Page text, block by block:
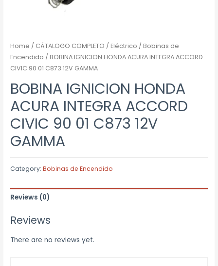
Home / CÁTALOGO COMPLETO /Eléctrico /Bobinas de
Encendido / BOBINA IGNICION HONDA ACURA INTEGRA ACCORD
CIVIC 90 01 C873 12V GAMMA
BOBINA IGNICION HONDA
ACURA INTEGRA ACCORD
CIVIC 90 01 C873 12V
GAMMA
Category:Bobinas de Encendido
Reviews (0)
Reviews
There are no reviews yet.